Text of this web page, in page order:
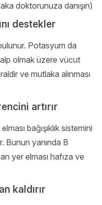
doktorunuza danışın)
destekler
Potasyum da
olmak üzere vücut
ve mutlaka alınması
artırır
bağışıklık sistemini
Bunun yanında B
yer elması hafıza ve
kaldırır